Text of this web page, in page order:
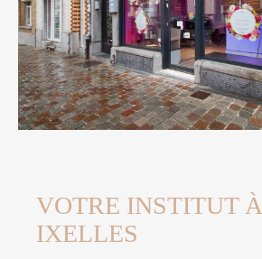
VOTRE INSTITUT À
IXELLES